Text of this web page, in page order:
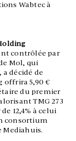
Wabtec à
contrôlée par
Mol, qui
a décidé de
offrira 5,90 €
du premier
TMG 273
12,4% à celui
consortium
Mediahuis.